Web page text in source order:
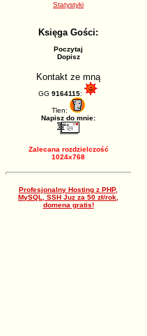
Statystyki
Księga Gości:
Poczytaj
Dopisz
Kontakt ze mną
GG 9164115:
Tlen:
Napisz do mnie:
Zalecana rozdzielczość
1024x768
Profesjonalny Hosting z PHP,
MySQL, SSH Juz za 50 zł/rok,
domena gratis!